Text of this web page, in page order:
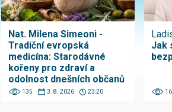
Nat. Milena Simeoni -
Tradiční evropská
medicína: Starodávné
kořeny pro zdraví a
odolnost dnešních občanů
135 3. 8. 2026 23:20
Jak